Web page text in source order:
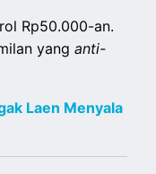
Rp50.000-an.
yanganti-
Laen Menyala